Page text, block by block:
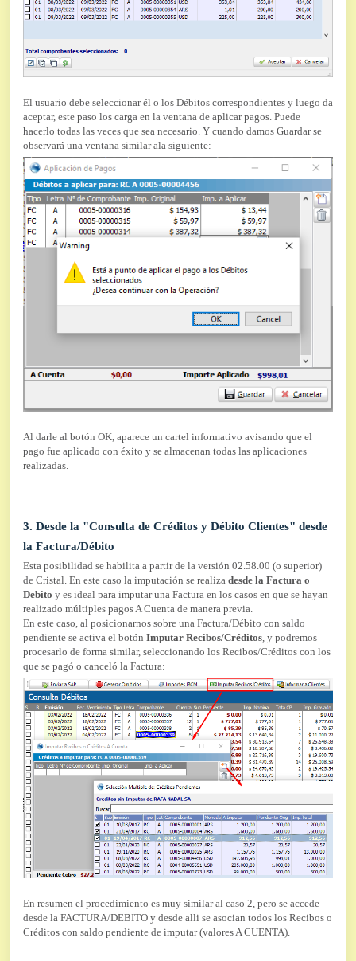
El usuario debe seleccionar él o los Débitos correspondientes y luego da
aceptar, este paso los carga en la ventana de aplicar pagos. Puede
hacerlo todas las veces que sea necesario. Y cuando damos Guardar se
observará una ventana similar ala siguiente:
Al darle al botón OK, aparece un cartel informativo avisando que el
pago fue aplicado con éxito y se almacenan todas las aplicaciones
realizadas.
3. Desde la "Consulta de Créditos y Débito Clientes" desde
la Factura/Débito
Esta posibilidad se habilita a partir de la versión 02.58.00 (o superior)
de Cristal. En este caso la imputación se realiza desde la Factura o
Debito y es ideal para imputar una Factura en los casos en que se hayan
realizado múltiples pagos A Cuenta de manera previa.
En este caso, al posicionarnos sobre una Factura/Débito con saldo
pendiente se activa el botón Imputar Recibos/Créditos , y podremos
procesarlo de forma similar, seleccionando los Recibos/Créditos con los
que se pagó o canceló la Factura:
En resumen el procedimiento es muy similar al caso 2, pero se accede
desde la FACTURA/DEBITO y desde alli se asocian todos los Recibos o
Créditos con saldo pendiente de imputar (valores A CUENTA).